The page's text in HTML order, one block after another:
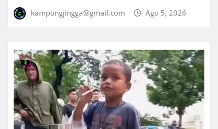
kampungjingga@gmail.com Agu 5, 2026